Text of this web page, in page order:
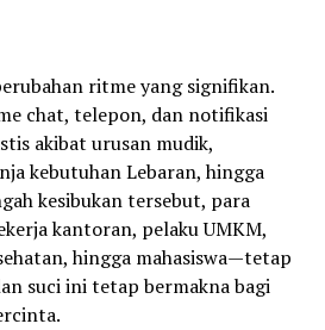
XL SATU BIZ berikan
internet handal serta akses
Ramah Lingkungan Melalui
Week
ritme yang signifikan.
chat, telepon, dan notifikasi
akibat urusan mudik,
kebutuhan Lebaran, hingga
kesibukan tersebut, para
kantoran, pelaku UMKM,
hingga mahasiswa—tetap
suci ini tetap bermakna bagi